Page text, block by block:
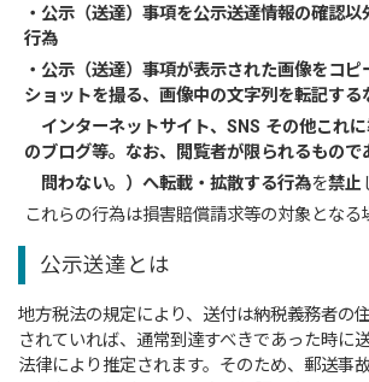
・公示（送達）事項を公示送達情報の確認
行為
・公示（送達）事項が表示された画像をコ
ショットを撮る、画像中の文字列を転記する
インターネットサイト、SNS その他これ
のブログ等。なお、閲覧者が限られるもので
問わない。）へ転載・拡散する行為を禁止
これらの行為は損害賠償請求等の対象となる
公示送達とは
地方税法の規定により、送付は納税義務者の
されていれば、通常到達すべきであった時に
法律により推定されます。そのため、郵送事